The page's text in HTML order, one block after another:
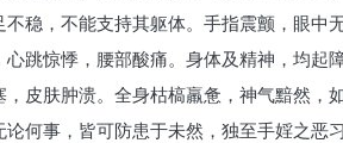
不稳，不能支持其躯体。手指震颤，眼中
心跳惊悸，腰部酸痛。身体及精神，均起
，皮肤肿溃。全身枯槁羸惫，神气黯然，
论何事，皆可防患于未然，独至手婬之恶